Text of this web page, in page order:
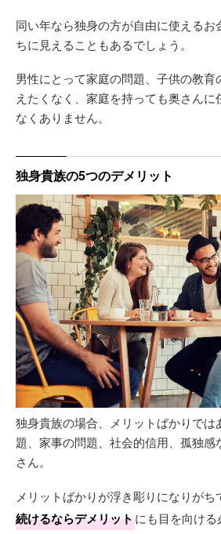
同い年なら独身の方が自由に使える
ちに見えることもあるでしょう。
男性にとって家庭の問題、子供の教
えたくなく、家庭を持っても奥さん
なくありません。
独身貴族の5つのデメリット
独身貴族の場合、メリットばかりでは
題、家事の問題、社会的信用、孤独感
さん。
メリットばかりが浮き彫りになりがち
続けるならデメリットにも目を向ける